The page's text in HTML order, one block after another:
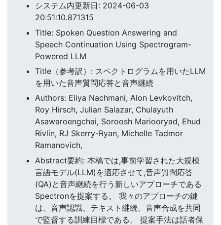
システム内更新日: 2024-06-03
20:51:10.871315
Title: Spoken Question Answering and
Speech Continuation Using Spectrogram-
Powered LLM
Title（参考訳）: スペクトログラムを用いたLLM
を用いた音声質問応答と音声継続
Authors: Eliya Nachmani, Alon Levkovitch,
Roy Hirsch, Julian Salazar, Chulayuth
Asawaroengchai, Soroosh Mariooryad, Ehud
Rivlin, RJ Skerry-Ryan, Michelle Tadmor
Ramanovich,
Abstract要約: 本稿では,事前学習された大規模
言語モデル(LLM)を適応させて,音声質問応答
(QA)と音声継続を行う新しいアプローチである
Spectronを提案する。 我々のアプローチの鍵
は、音声認識、テキスト継続、音声合成を共同
で監督する訓練目標である。 提案手法は話者保